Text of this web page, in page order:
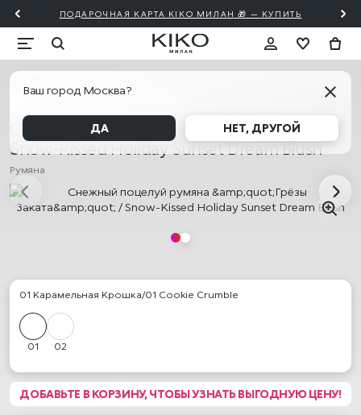
ПОДАРОЧНАЯ КАРТА KIKO МИЛАН 🎁 — КУПИТЬ
Ваш город Москва?
ДА НЕТ, ДРУГОЙ
Снежный поцелуй румяна "Грёзы Заката" /
Snow-Kissed Holiday Sunset Dream Blush
Румяна
01 Карамельная Крошка/01 Cookie Crumble
01 02
ДОБАВЬТЕ В КОРЗИНУ, ЧТОБЫ УЗНАТЬ ВЫГОДНУЮ ЦЕНУ!